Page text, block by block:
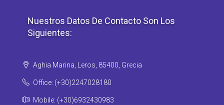
Nuestros Datos De Contacto Son Los
Siguientes:
Aghia Marina, Leros, 85400, Grecia
Office: (+30)2247028180
Mobile: (+30)6932430983